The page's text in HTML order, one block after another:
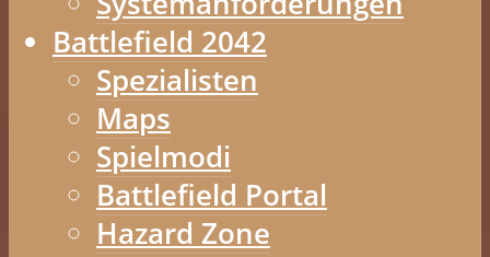
Battlefield 2042
Spezialisten
Maps
Spielmodi
Battlefield Portal
Hazard Zone